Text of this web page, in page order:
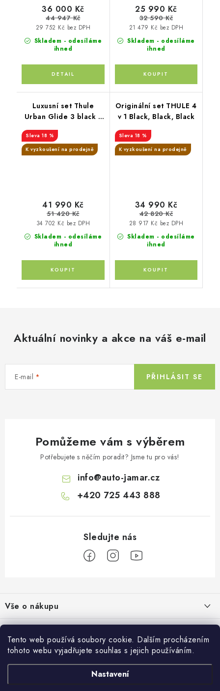
Tento web používá soubory cookie. Dalším procházením
tohoto webu vyjadřujete souhlas s jejich používáním.
Nastavení
Skladem - odesíláme
ihned
29 752 Kč bez DPH
36 000 Kč
44 947 Kč
Skladem - odesíláme
ihned
21 479 Kč bez DPH
25 990 Kč
32 590 Kč
Luxusní set Thule
Urban Glide 3 black s
magnetickou přezkou+
korba Soft Beige +
pláštěnka + moskytiéra
18 %
K vyzkoušení na prodejně
Skladem - odesíláme
ihned
34 702 Kč bez DPH
41 990 Kč
51 420 Kč
Originální set THULE 4
v 1 Black, Black, Black
18 %
K vyzkoušení na prodejně
Skladem - odesíláme
ihned
28 917 Kč bez DPH
34 990 Kč
42 820 Kč
Aktuální novinky a akce na váš e-mail
E-mail PŘIHLÁSIT SE
Pomůžeme vám s výběrem
Potřebujete s něčím poradit? Jsme tu pro vás!
info@auto-jamar.cz
+420 725 443 888
p
a
Vše o nákupu
Doprava a platba
Vrácení a výměna
Reklamace
Obchodní podmínky
O nás
Prodejna
Přijímáme online platby